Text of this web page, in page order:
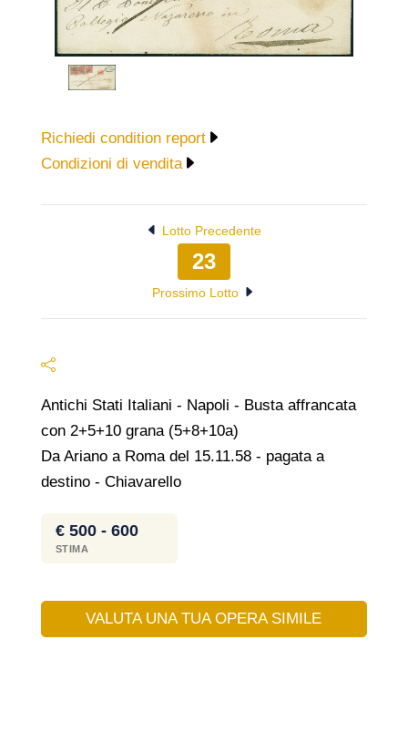
Richiedi condition report
Condizioni di vendita
Lotto Precedente
23
Prossimo Lotto
Antichi Stati Italiani - Napoli - Busta affrancata
con 2+5+10 grana (5+8+10a)
Da Ariano a Roma del 15.11.58 - pagata a
destino - Chiavarello
€ 500 - 600
STIMA
VALUTA UNA TUA OPERA SIMILE